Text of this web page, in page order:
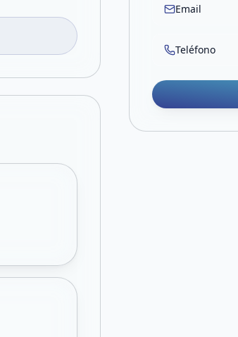
Email
Teléfono